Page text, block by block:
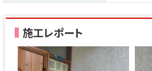
施工レポート